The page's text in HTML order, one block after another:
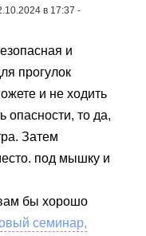
в 17:37 -
и
прогулок
и не ходить
опасности, то да,
Затем
под мышку и
бы хорошо
семинар,